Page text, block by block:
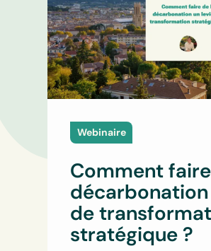
Webinaire
Comment
de
stratégique ?